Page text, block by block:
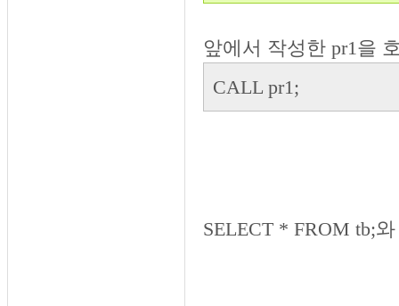
앞에서 작성한 pr1을
CALL pr1;
SELECT * FROM tb;